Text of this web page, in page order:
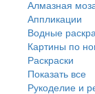
Алмазная
Аппликации
Водные
Картины по
Раскраски
Показать все
Рукоделие и